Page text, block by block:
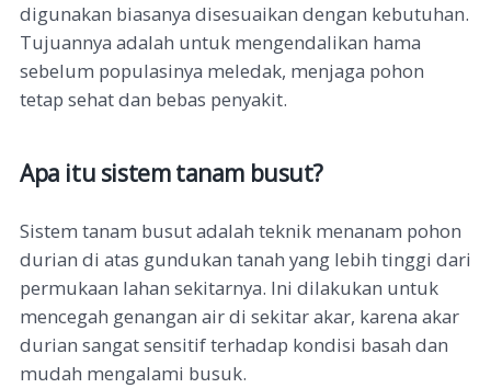
digunakan biasanya disesuaikan dengan kebutuhan.
Tujuannya adalah untuk mengendalikan hama
sebelum populasinya meledak, menjaga pohon
tetap sehat dan bebas penyakit.
Apa itu sistem tanam busut?
Sistem tanam busut adalah teknik menanam pohon
durian di atas gundukan tanah yang lebih tinggi dari
permukaan lahan sekitarnya. Ini dilakukan untuk
mencegah genangan air di sekitar akar, karena akar
durian sangat sensitif terhadap kondisi basah dan
mudah mengalami busuk.